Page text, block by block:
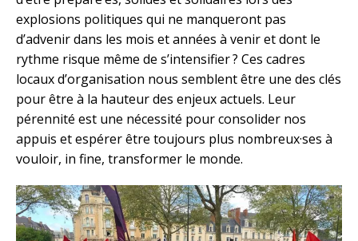
explosions politiques qui ne manqueront pas
d’advenir dans les mois et années à venir et dont le
rythme risque même de s’intensifier ? Ces cadres
locaux d’organisation nous semblent être une des clés
pour être à la hauteur des enjeux actuels. Leur
pérennité est une nécessité pour consolider nos
appuis et espérer être toujours plus nombreux·ses à
vouloir, in fine, transformer le monde.